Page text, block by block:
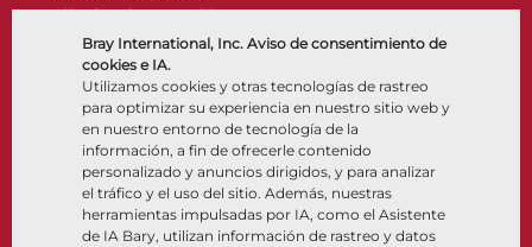
Bray International, Inc. Aviso de consentimiento de
cookies e IA.
Utilizamos cookies y otras tecnologías de rastreo
para optimizar su experiencia en nuestro sitio web y
en nuestro entorno de tecnología de la
información, a fin de ofrecerle contenido
personalizado y anuncios dirigidos, y para analizar
el tráfico y el uso del sitio. Además, nuestras
herramientas impulsadas por IA, como el Asistente
de IA Bary, utilizan información de rastreo y datos
Válvulas de retención
Actuadores
Accesorios de control
Criogénico
Compañía
Nosotros
Ubicaciones
Asociación
Recursos
Documentos
Centro de información
Software